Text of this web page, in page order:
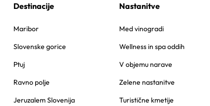
Destinacije
Maribor
Slovenske gorice
Ptuj
Ravno polje
Jeruzalem Slovenija
Nastanitve
Med vinogradi
Wellness in spa oddih
V objemu narave
Zelene nastanitve
Turistične kmetije